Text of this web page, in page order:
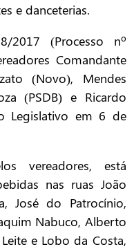
e danceterias.
2017 (Processo nº
Comandante
(Novo), Mendes
(PSDB) e Ricardo
Legislativo em 6 de
vereadores, está
nas ruas João
José do Patrocínio,
Nabuco, Alberto
e Lobo da Costa,